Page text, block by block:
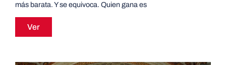
más barata. Y se equivoca. Quien gana es
Ver